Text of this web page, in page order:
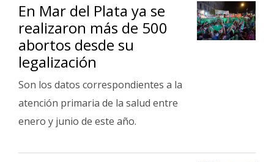
En Mar del Plata ya se
realizaron más de 500
abortos desde su
legalización
Son los datos correspondientes a la
atención primaria de la salud entre
enero y junio de este año.